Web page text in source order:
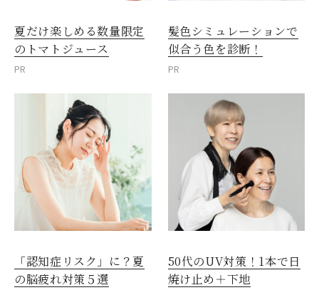
夏だけ楽しめる数量限定
のトマトジュース
PR
髪色シミュレーションで
似合う色を診断！
PR
「認知症リスク」に？夏
の脳疲れ対策５選
50代のUV対策！1本で日
焼け止め＋下地